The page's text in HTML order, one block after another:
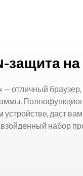
защита
— отличный
даст
набор